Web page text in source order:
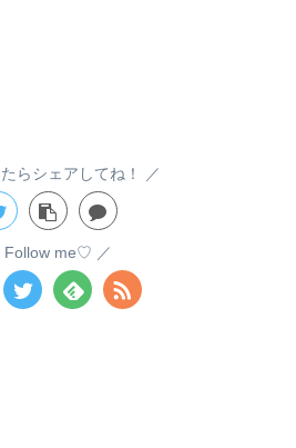
らシェアしてね！
Follow me♡